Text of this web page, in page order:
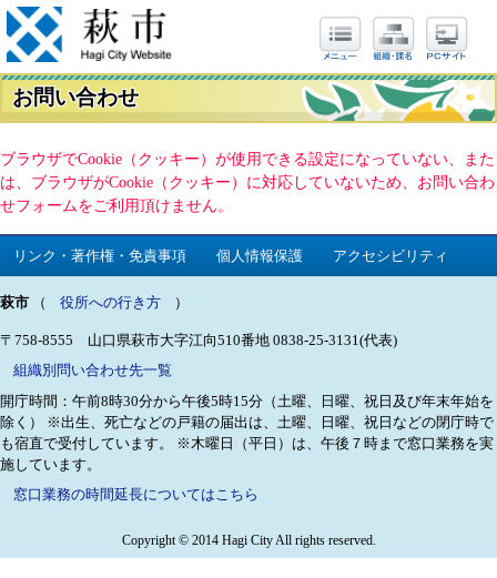
お問い合わせ
ブラウザでCookie（クッキー）が使用できる設定になっていない、また
は、ブラウザがCookie（クッキー）に対応していないため、お問い合わ
せフォームをご利用頂けません。
リンク・著作権・免責事項 個人情報保護 アクセシビリティ
萩市 （ 役所への行き方 ）
〒758-8555 山口県萩市大字江向510番地 0838-25-3131(代表)
組織別問い合わせ先一覧
開庁時間：午前8時30分から午後5時15分（土曜、日曜、祝日及び年末年始を
除く）
※出生、死亡などの戸籍の届出は、土曜、日曜、祝日などの閉庁時で
も宿直で受付しています。
※木曜日（平日）は、午後７時まで窓口業務を実
施しています。
窓口業務の時間延長についてはこちら
Copyright © 2014 Hagi City All rights reserved.